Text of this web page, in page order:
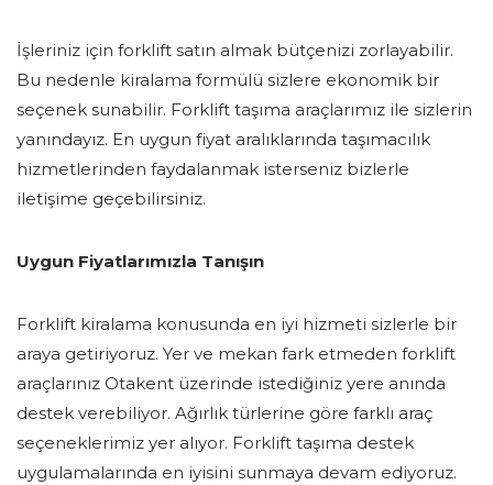
İşleriniz için forklift satın almak bütçenizi zorlayabilir.
Bu nedenle kiralama formülü sizlere ekonomik bir
seçenek sunabilir. Forklift taşıma araçlarımız ile sizlerin
yanındayız. En uygun fiyat aralıklarında taşımacılık
hizmetlerinden faydalanmak isterseniz bizlerle
iletişime geçebilirsiniz.
Uygun Fiyatlarımızla Tanışın
Forklift kiralama konusunda en iyi hizmeti sizlerle bir
araya getiriyoruz. Yer ve mekan fark etmeden forklift
araçlarınız Otakent üzerinde istediğiniz yere anında
destek verebiliyor. Ağırlık türlerine göre farklı araç
seçeneklerimiz yer alıyor. Forklift taşıma destek
uygulamalarında en iyisini sunmaya devam ediyoruz.